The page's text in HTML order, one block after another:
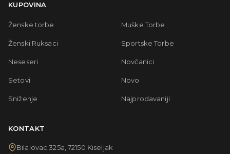
KUPOVINA
Ženske torbe Muške Torbe
Ženski Ruksaci Sportske Torbe
Neseseri Novčanici
Setovi Novo
Sniženje Najprodavaniji
KONTAKT
Bilalovac 325a, 72150 Kiseljak